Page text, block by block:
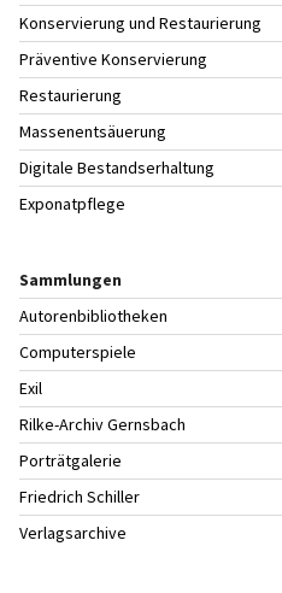
Konservierung und Restaurierung
Präventive Konservierung
Restaurierung
Massenentsäuerung
Digitale Bestandserhaltung
Exponatpflege
Sammlungen
Autorenbibliotheken
Computerspiele
Exil
Rilke-Archiv Gernsbach
Porträtgalerie
Friedrich Schiller
Verlagsarchive